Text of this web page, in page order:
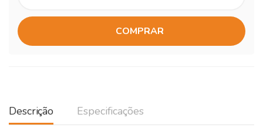
COMPRAR
Descrição Especificações